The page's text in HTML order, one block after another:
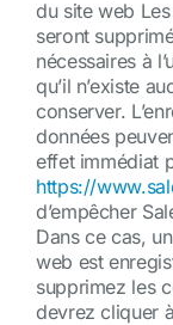
du site web
seront
nécessaires à
qu’il n’existe
conserver.
données
effet immédiat
https://
d’empêcher
Dans ce cas,
web est
supprimez les
devrez cliquer